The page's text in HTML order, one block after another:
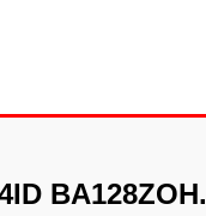
BA128ZOH.